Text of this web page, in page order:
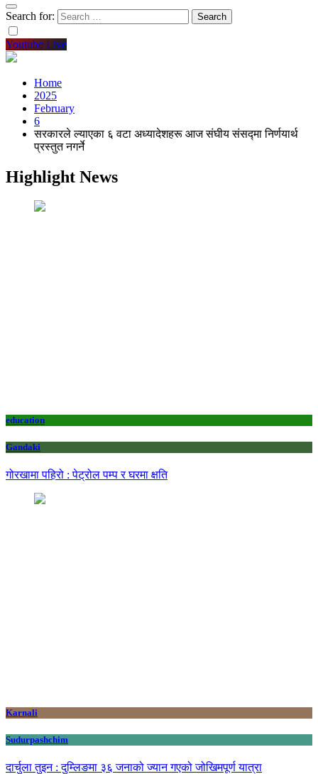
Search for:
Youtube Live
Home
2025
February
6
सरकारले ल्याएका ६ वटा अध्यादेशहरू आज संघीय संसद्मा निर्णयार्थ
प्रस्तुत नगर्ने
Highlight News
education
Gandaki
गोरखामा पहिरो : पेट्रोल पम्प र घरमा क्षति
Karnali
Sudurpashchim
दार्चुला तुइन : दुम्लिङमा ३६ जनाको ज्यान गएको जोखिमपूर्ण यात्रा